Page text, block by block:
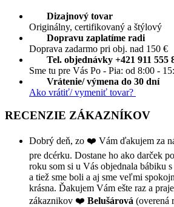
Dizajnový tovar
Originálny, certifikovaný a štýlový
Dopravu zaplatíme radi
Doprava zadarmo pri obj. nad 150 €
Tel. objednávky +421 911 555
Sme tu pre Vás Po - Pia: od 8:00 -
Vrátenie/ výmena do 30 dní
Ako vrátiť/ vymeniť tovar?
RECENZIE ZÁKAZNÍKOV
Dobrý deň, zo ❤️ Vám ďakujem za
pre dcérku. Dostane ho ako darček
roku som si u Vás objednala bábiku
a tiež sme boli a aj sme veľmi
krásna. Ďakujem Vám ešte raz a
zákaznikov ❤️ Belušárová (overená